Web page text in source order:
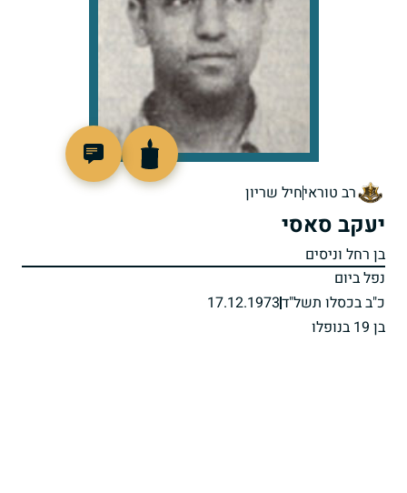
רב טוראיחיל שריון
יעקב סאסי
בן רחל וניסים
נפל ביום
כ"ב בכסלו תשל"ד17.12.1973
בן 19 בנופלו